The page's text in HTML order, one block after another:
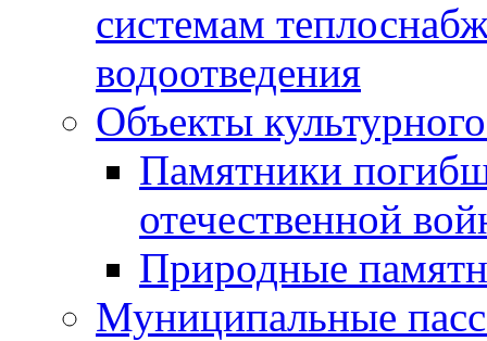
системам
водоотведения
Объекты
Памятники
отечественной
Природные
Муниципальные